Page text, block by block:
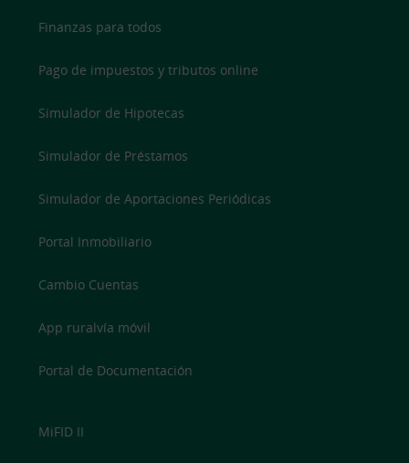
Finanzas para todos
Pago de impuestos y tributos online
Simulador de Hipotecas
Simulador de Préstamos
Simulador de Aportaciones Periódicas
Portal Inmobiliario
Cambio Cuentas
App ruralvía móvil
Portal de Documentación
MiFID II